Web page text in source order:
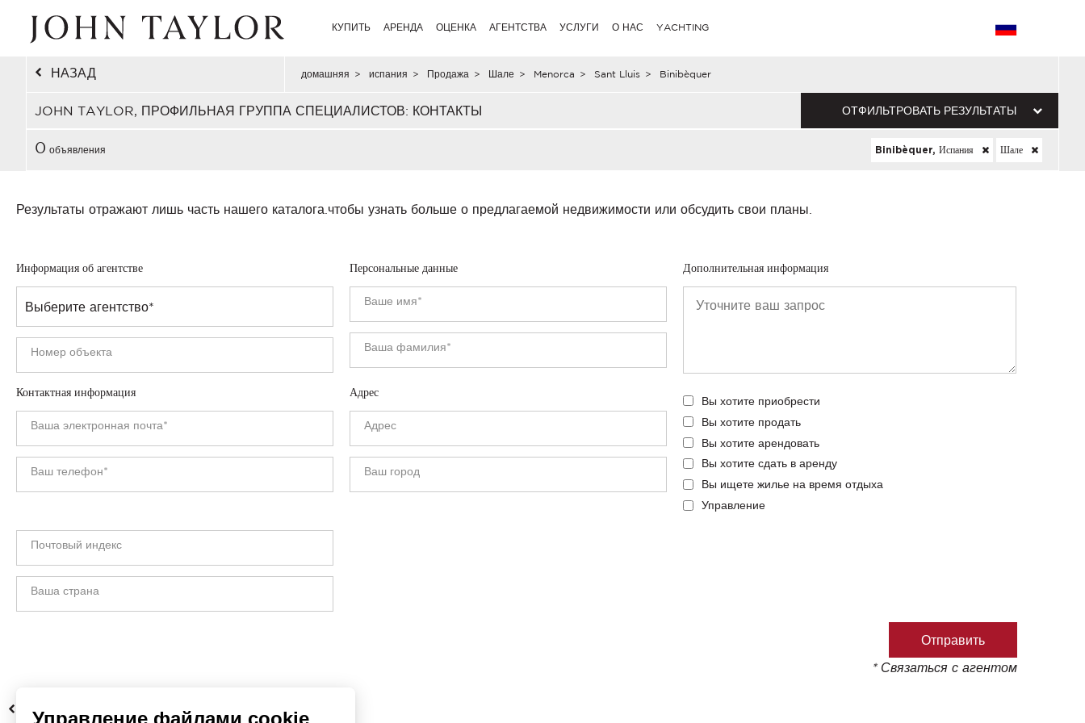
КУПИТЬ АРЕНДА ОЦЕНКА АГЕНТСТВА УСЛУГИ О НАС YACHTING
НАЗАД домашняя > испания > Продажа > Шале > Menorca > Sant Lluis > Binibèquer
JOHN TAYLOR, ПРОФИЛЬНАЯ ГРУППА СПЕЦИАЛИСТОВ: КОНТАКТЫ ОТФИЛЬТРОВАТЬ РЕЗУЛЬТАТЫ
0 объявления Binibèquer, Испания Шале
Результаты отражают лишь часть нашего каталога. чтобы узнать больше о предлагаемой недвижимости или обсудить свои планы.
Информация об агентстве Персональные данные
Контактная информация Адрес
Дополнительная информация
Вы хотите приобрести
Вы хотите продать
Вы хотите арендовать
Вы хотите сдать в аренду
Вы ищете жилье на время отдыха
Управление
* Связаться с агентом
НАЗАД
Управление файлами cookie